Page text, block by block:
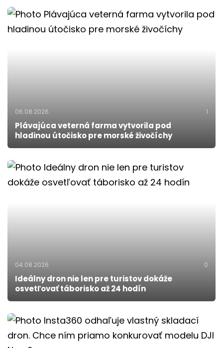
06.08.2026 1
Plávajúca veterná farma vytvorila pod
hladinou útočisko pre morské živočíchy
04.08.2026 0
Ideálny dron nie len pre turistov dokáže
osvetľovať táborisko až 24 hodín